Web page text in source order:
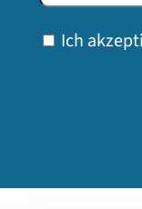
Ich